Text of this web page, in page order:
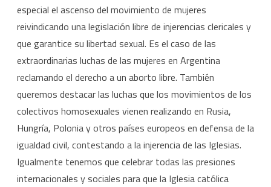
diciembre
especial el ascenso del movimiento de mujeres
reivindicando una legislación libre de injerencias clericales y
que garantice su libertad sexual. Es el caso de las
extraordinarias luchas de las mujeres en Argentina
reclamando el derecho a un aborto libre. También
queremos destacar las luchas que los movimientos de los
colectivos homosexuales vienen realizando en Rusia,
Hungría, Polonia y otros países europeos en defensa de la
igualdad civil, contestando a la injerencia de las Iglesias.
Igualmente tenemos que celebrar todas las presiones
internacionales y sociales para que la Iglesia católica